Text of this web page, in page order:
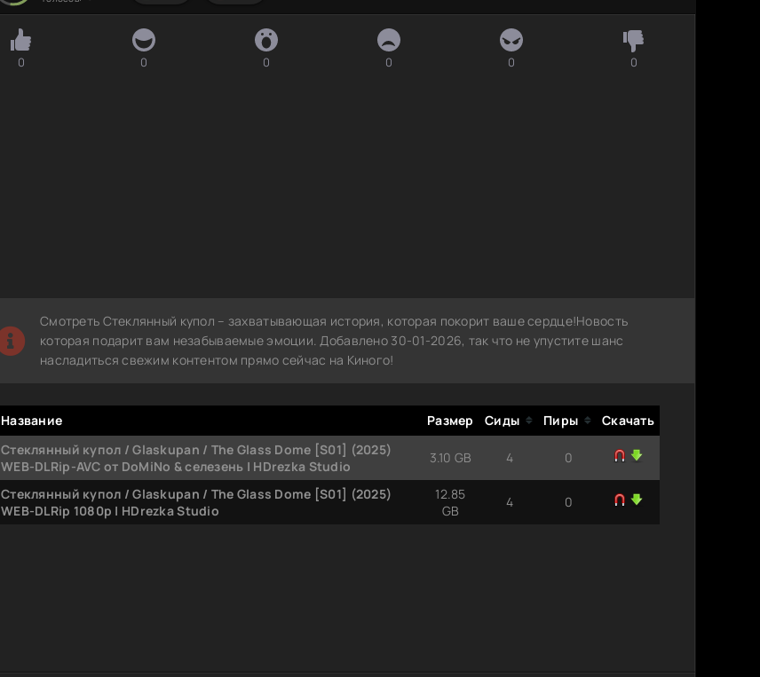
0 0 0 0 0 0
Смотреть Стеклянный купол – захватывающая история, которая покорит ваше сердце!Новость
которая подарит вам незабываемые эмоции. Добавлено 30-01-2026, так что не упустите шанс
насладиться свежим контентом прямо сейчас на Киного!
Название Размер Сиды Пиры
Скачать
Стеклянный купол / Glaskupan / The Glass Dome [S01] (2025)
WEB-DLRip-AVC от DoMiNo & селезень | HDrezka Studio
3.10 GB 4 0
Стеклянный купол / Glaskupan / The Glass Dome [S01] (2025)
WEB-DLRip 1080p | HDrezka Studio
12.85
GB
4 0